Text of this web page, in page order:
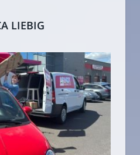
LIEBIG